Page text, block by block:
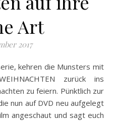
Art
2017
zurück ins
zu feiern. Pünktlich zur
nun auf DVD neu aufgelegt
angeschaut und sagt euch